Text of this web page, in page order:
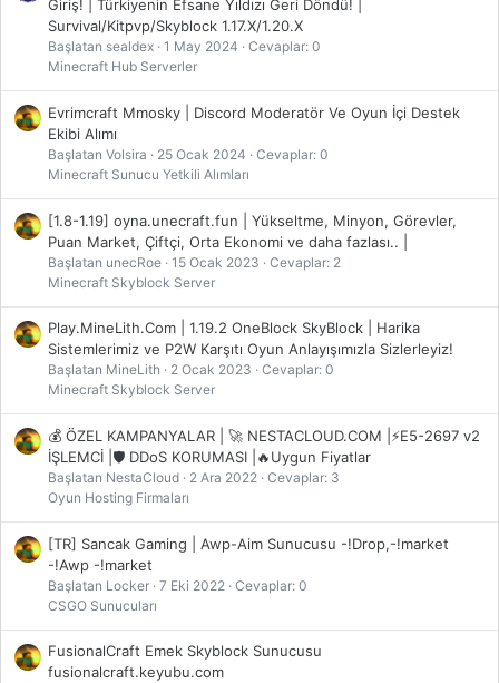
Giriş! | Türkiyenin Efsane Yıldızı Geri Döndü! |
Survival/Kitpvp/Skyblock 1.17.X/1.20.X
Başlatan sealdex 1 May 2024
Cevaplar: 0
Minecraft Hub Serverler
Evrimcraft Mmosky | Discord Moderatör Ve Oyun İçi Destek
Ekibi Alımı
Başlatan Volsira 25 Ocak 2024
Cevaplar: 0
Minecraft Sunucu Yetkili Alımları
[1.8-1.19] oyna.unecraft.fun | Yükseltme, Minyon, Görevler,
Puan Market, Çiftçi, Orta Ekonomi ve daha fazlası.. |
Başlatan unecRoe 15 Ocak 2023
Cevaplar: 2
Minecraft Skyblock Server
Play.MineLith.Com | 1.19.2 OneBlock SkyBlock | Harika
Sistemlerimiz ve P2W Karşıtı Oyun Anlayışımızla Sizlerleyiz!
Başlatan MineLith 2 Ocak 2023
Cevaplar: 0
Minecraft Skyblock Server
💰 ÖZEL KAMPANYALAR | 🚀 NESTACLOUD.COM |⚡E5-2697 v2
İŞLEMCİ |🛡️ DDoS KORUMASI |🔥Uygun Fiyatlar
Başlatan NestaCloud 2 Ara 2022 Cevaplar: 3
Oyun Hosting Firmaları
[TR] Sancak Gaming | Awp-Aim Sunucusu -!Drop,-!market
-!Awp -!market
Başlatan Locker 7 Eki 2022
Cevaplar: 0
CSGO Sunucuları
FusionalCraft Emek Skyblock Sunucusu
fusionalcraft.keyubu.com